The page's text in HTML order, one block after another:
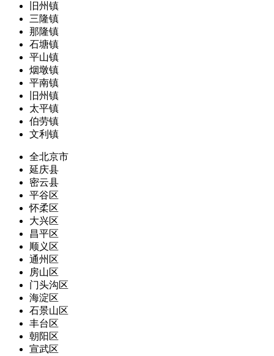
旧州镇
三隆镇
那隆镇
石塘镇
平山镇
烟墩镇
平南镇
旧州镇
太平镇
伯劳镇
文利镇
全北京市
延庆县
密云县
平谷区
怀柔区
大兴区
昌平区
顺义区
通州区
房山区
门头沟区
海淀区
石景山区
丰台区
朝阳区
宣武区